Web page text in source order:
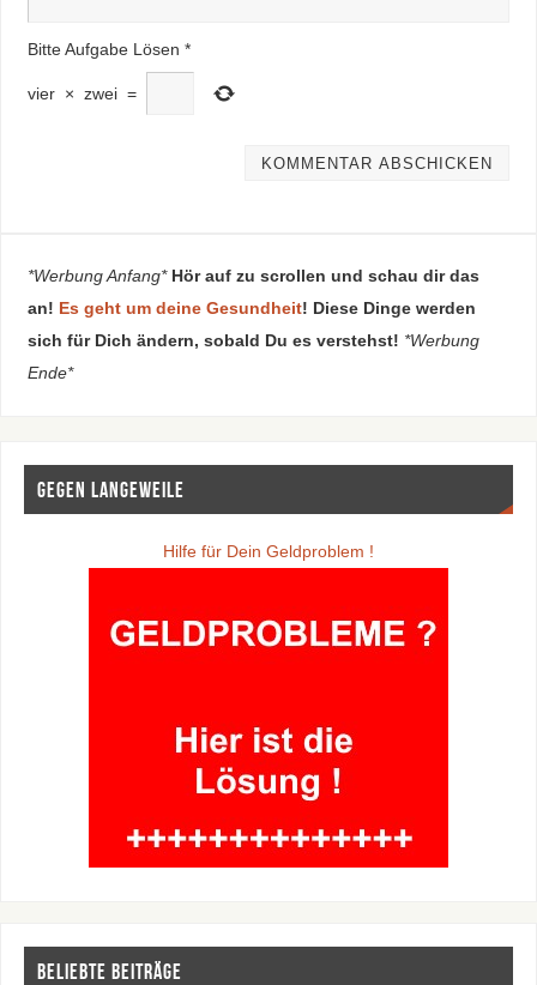
Bitte Aufgabe Lösen *
vier × zwei =
*Werbung Anfang* Hör auf zu scrollen und schau dir das
an! Es geht um deine Gesundheit! Diese Dinge werden
sich für Dich ändern, sobald Du es verstehst! *Werbung
Ende*
Gegen Langeweile
Hilfe für Dein Geldproblem !
Beliebte Beiträge